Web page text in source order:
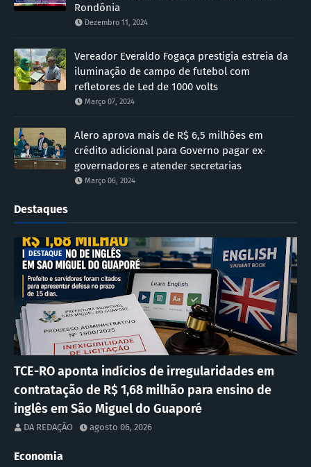
Rondônia
Dezembro 11, 2024
Vereador Everaldo Fogaça prestigia estreia da
iluminação de campo de futebol com
refletores de Led de 1000 volts
Março 07, 2024
Alero aprova mais de R$ 6,5 milhões em
crédito adicional para Governo pagar ex-
governadores e atender secretarias
Março 06, 2024
Destaques
DESTAQUE
TCE-RO aponta indícios de irregularidades em
contratação de R$ 1,68 milhão para ensino de
inglês em São Miguel do Guaporé
DA REDAÇÃO agosto 06, 2026
Economia